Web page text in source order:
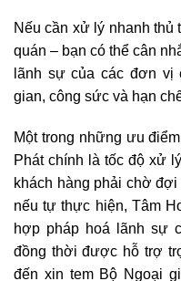
Nếu cần xử lý nhanh
quán – bạn có thể cân
lãnh sự của các đơn vị
gian, công sức và hạn
Một trong những ưu
Phát chính là tốc độ xử
khách hàng phải chờ
nếu tự thực hiện, Tâm
hợp pháp hoá lãnh sự
đồng thời được hỗ trợ
đến xin tem Bộ Ngoại